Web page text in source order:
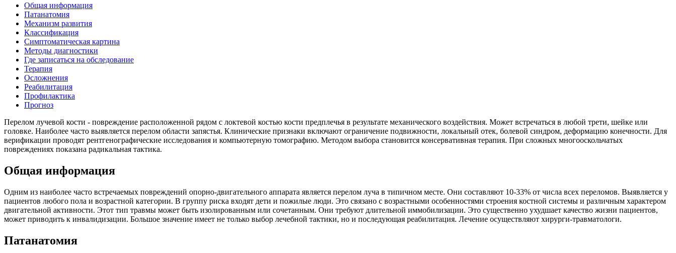
Общая информация
Патанатомия
Механизм развития
Классификация
Симптоматическая картина
Методы диагностики
Где записаться на обследование
Терапия
Осложнения
Реабилитация
Профилактика
Прогноз
Перелом лучевой кости - повреждение расположенной рядом с локтевой костью кости предплечья в результате механического воздействия. Может встречаться в любой трети, шейке или
головке. Наиболее часто выявляется перелом области запястья. Клинические признаки включают ограничение подвижности, локальный отек, болевой синдром, деформацию конечности. Для
верификации проводят рентгенографические исследования и компьютерную томографию. Методом выбора становится консервативная терапия. При сложных многооскольчатых
повреждениях показана радикальная тактика.
Общая информация
Одним из наиболее часто встречаемых повреждений опорно-двигательного аппарата является перелом луча в типичном месте. Они составляют 10-33% от числа всех переломов. Выявляется у
пациентов любого пола и возрастной категории. В группу риска входят дети и пожилые люди. Это связано с возрастными особенностями строения костной системы и различным характером
двигательной активности. Этот тип травмы может быть изолированным или сочетанным. Они требуют длительной иммобилизации. Это существенно ухудшает качество жизни пациентов,
может приводить к инвалидизации. Большое значение имеет не только выбор лечебной тактики, но и последующая реабилитация. Лечение осуществляют хирурги-травматологи.
Патанатомия